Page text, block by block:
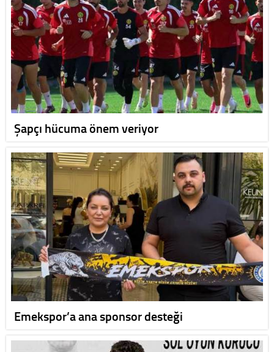
Şapçı hücuma önem veriyor
Emekspor’a ana sponsor desteği